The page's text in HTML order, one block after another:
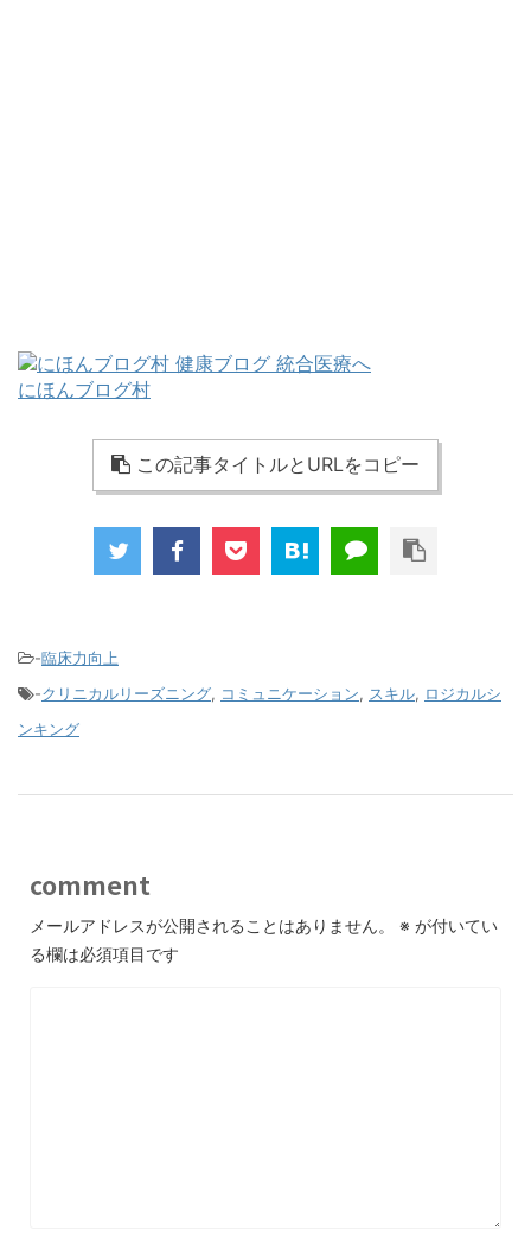
にほんブログ村
この記事タイトルとURLをコピー
-臨床力向上
-クリニカルリーズニング, コミュニケーション, スキル, ロジカルシ
ンキング
comment
メールアドレスが公開されることはありません。 ※ が付いてい
る欄は必須項目です